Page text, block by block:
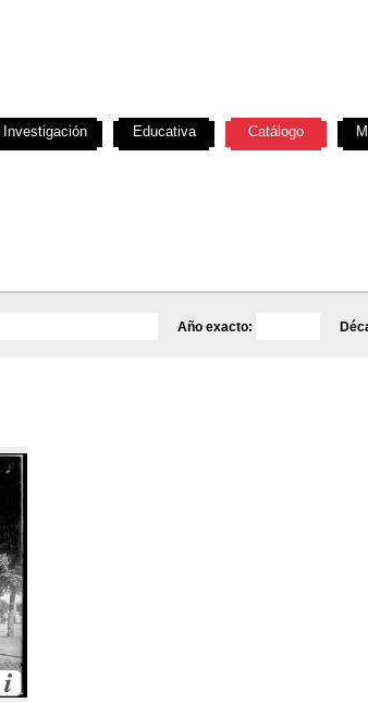
Año exacto:
Investigación Educativa Catálogo